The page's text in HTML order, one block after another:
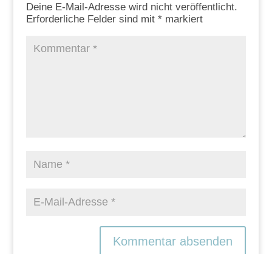
Deine E-Mail-Adresse wird nicht veröffentlicht.
Erforderliche Felder sind mit *markiert